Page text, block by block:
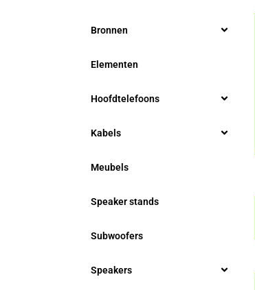
Bronnen
Elementen
Hoofdtelefoons
Kabels
Meubels
Speaker stands
Subwoofers
Speakers